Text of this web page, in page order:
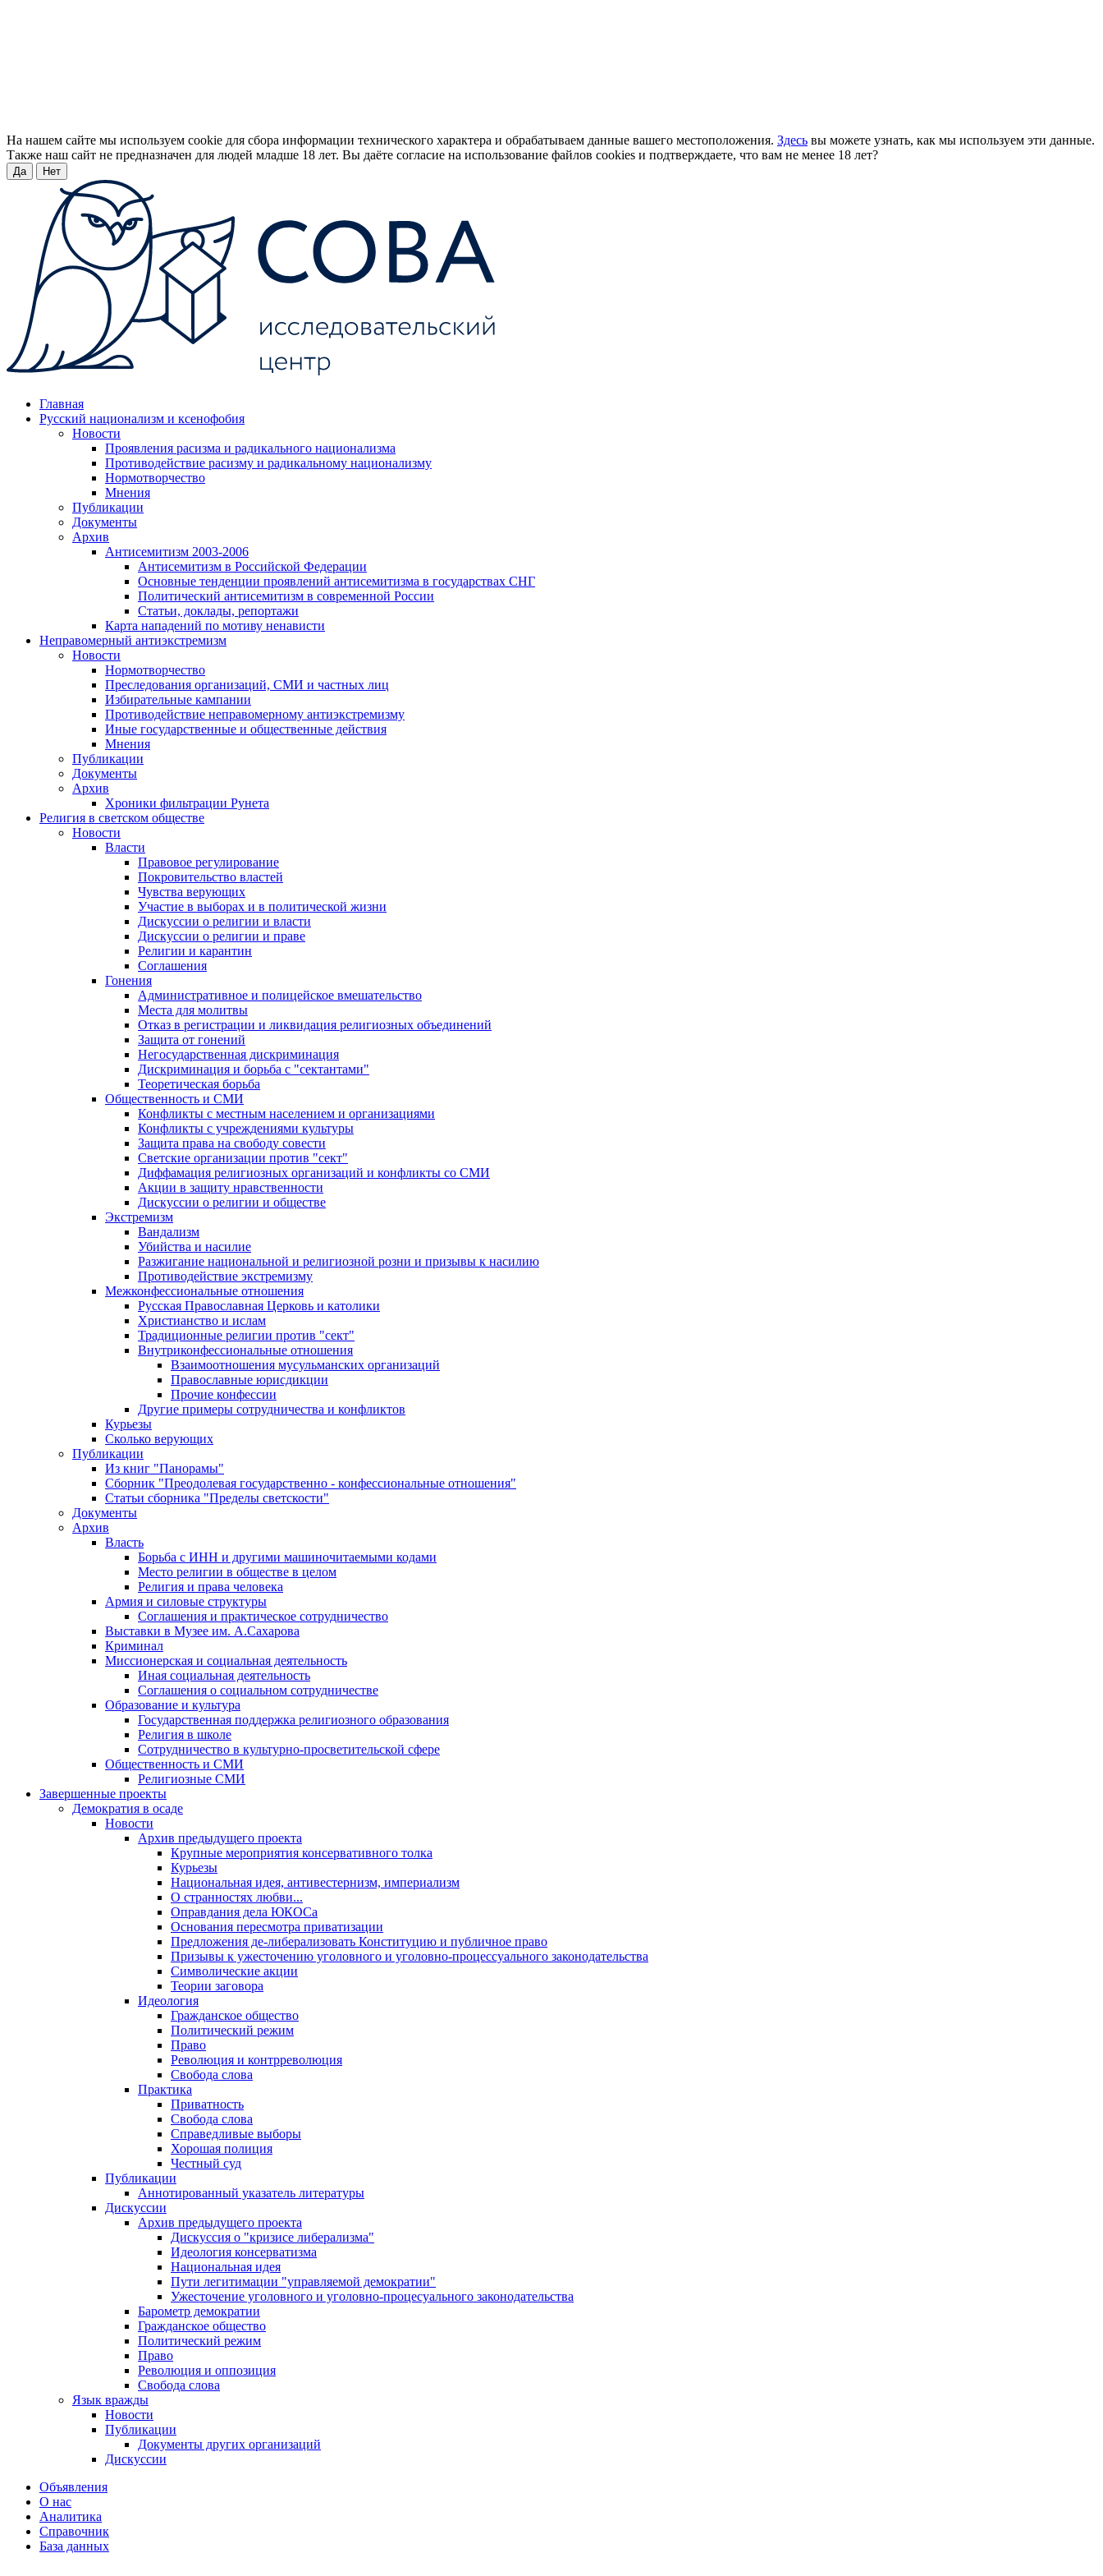
На нашем сайте мы используем cookie для сбора информации технического характера и обрабатываем данные вашего местоположения. Здесь вы можете узнать, как мы используем эти данные.
Также наш сайт не предназначен для людей младше 18 лет. Вы даёте согласие на использование файлов cookies и подтверждаете, что вам не менее 18 лет?
Да Нет
Главная
Русский национализм и ксенофобия
Новости
Проявления расизма и радикального национализма
Противодействие расизму и радикальному национализму
Нормотворчество
Мнения
Публикации
Документы
Архив
Антисемитизм 2003-2006
Антисемитизм в Российской Федерации
Основные тенденции проявлений антисемитизма в государствах СНГ
Политический антисемитизм в современной России
Статьи, доклады, репортажи
Карта нападений по мотиву ненависти
Неправомерный антиэкстремизм
Новости
Нормотворчество
Преследования организаций, СМИ и частных лиц
Избирательные кампании
Противодействие неправомерному антиэкстремизму
Иные государственные и общественные действия
Мнения
Публикации
Документы
Архив
Хроники фильтрации Рунета
Религия в светском обществе
Новости
Власти
Правовое регулирование
Покровительство властей
Чувства верующих
Участие в выборах и в политической жизни
Дискуссии о религии и власти
Дискуссии о религии и праве
Религии и карантин
Соглашения
Гонения
Административное и полицейское вмешательство
Места для молитвы
Отказ в регистрации и ликвидация религиозных объединений
Защита от гонений
Негосударственная дискриминация
Дискриминация и борьба с "сектантами"
Теоретическая борьба
Общественность и СМИ
Конфликты с местным населением и организациями
Конфликты с учреждениями культуры
Защита права на свободу совести
Светские организации против "сект"
Диффамация религиозных организаций и конфликты со СМИ
Акции в защиту нравственности
Дискуссии о религии и обществе
Экстремизм
Вандализм
Убийства и насилие
Разжигание национальной и религиозной розни и призывы к насилию
Противодействие экстремизму
Межконфессиональные отношения
Русская Православная Церковь и католики
Христианство и ислам
Традиционные религии против "сект"
Внутриконфессиональные отношения
Взаимоотношения мусульманских организаций
Православные юрисдикции
Прочие конфессии
Другие примеры сотрудничества и конфликтов
Курьезы
Сколько верующих
Публикации
Из книг "Панорамы"
Сборник "Преодолевая государственно - конфессиональные отношения"
Статьи сборника "Пределы светскости"
Документы
Архив
Власть
Борьба с ИНН и другими машиночитаемыми кодами
Место религии в обществе в целом
Религия и права человека
Армия и силовые структуры
Соглашения и практическое сотрудничество
Выставки в Музее им. А.Сахарова
Криминал
Миссионерская и социальная деятельность
Иная социальная деятельность
Соглашения о социальном сотрудничестве
Образование и культура
Государственная поддержка религиозного образования
Религия в школе
Сотрудничество в культурно-просветительской сфере
Общественность и СМИ
Религиозные СМИ
Завершенные проекты
Демократия в осаде
Новости
Архив предыдущего проекта
Крупные мероприятия консервативного толка
Курьезы
Национальная идея, антивестернизм, империализм
О странностях любви...
Оправдания дела ЮКОСа
Основания пересмотра приватизации
Предложения де-либерализовать Конституцию и публичное право
Призывы к ужесточению уголовного и уголовно-процессуального законодательства
Символические акции
Теории заговора
Идеология
Гражданское общество
Политический режим
Право
Революция и контрреволюция
Свобода слова
Практика
Приватность
Свобода слова
Справедливые выборы
Хорошая полиция
Честный суд
Публикации
Аннотированный указатель литературы
Дискуссии
Архив предыдущего проекта
Дискуссия о "кризисе либерализма"
Идеология консерватизма
Национальная идея
Пути легитимации "управляемой демократии"
Ужесточение уголовного и уголовно-процесуального законодательства
Барометр демократии
Гражданское общество
Политический режим
Право
Революция и оппозиция
Свобода слова
Язык вражды
Новости
Публикации
Документы других организаций
Дискуссии
Объявления
О нас
Аналитика
Справочник
База данных